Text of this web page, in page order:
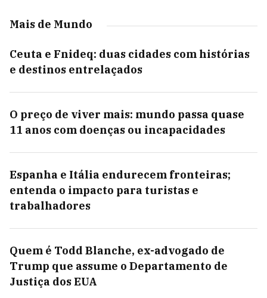
Mais de Mundo
Ceuta e Fnideq: duas cidades com histórias
e destinos entrelaçados
O preço de viver mais: mundo passa quase
11 anos com doenças ou incapacidades
Espanha e Itália endurecem fronteiras;
entenda o impacto para turistas e
trabalhadores
Quem é Todd Blanche, ex-advogado de
Trump que assume o Departamento de
Justiça dos EUA